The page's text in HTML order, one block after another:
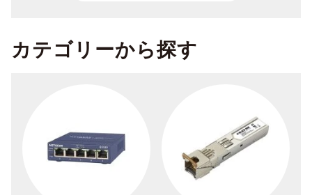
カテゴリーから探す